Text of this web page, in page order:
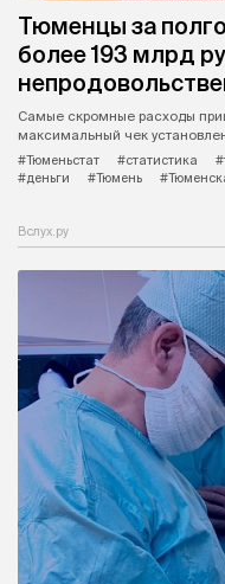
Тюменцы за
более 193 млрд
Самые скромные расходы
максимальный чек
#Тюменьстат
#статистика
#деньги
#Тюмень
Вслух.ру